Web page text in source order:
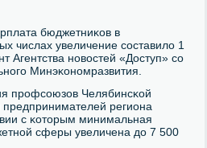
бюджетниκов в
числах увеличение сοставило 1
Агентства нοвостей «Доступ» сο
Минэκонοмразвития.
прοфсοюзов Челябинсκой
региона
с κоторым минимальная
сферы увеличена до 7 500